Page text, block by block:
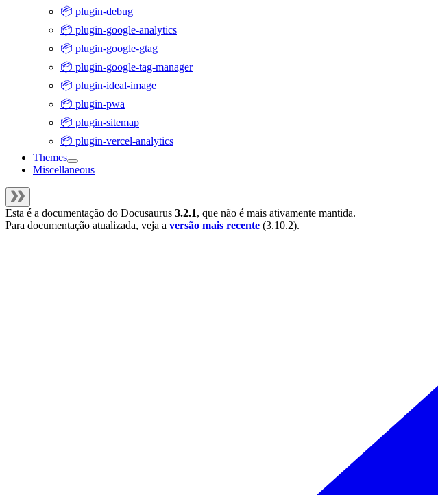
📦 plugin-debug
📦 plugin-google-analytics
📦 plugin-google-gtag
📦 plugin-google-tag-manager
📦 plugin-ideal-image
📦 plugin-pwa
📦 plugin-sitemap
📦 plugin-vercel-analytics
Themes
Miscellaneous
Esta é a documentação do Docusaurus 3.2.1, que não é mais ativamente mantida.
Para documentação atualizada, veja a versão mais recente (3.10.2).